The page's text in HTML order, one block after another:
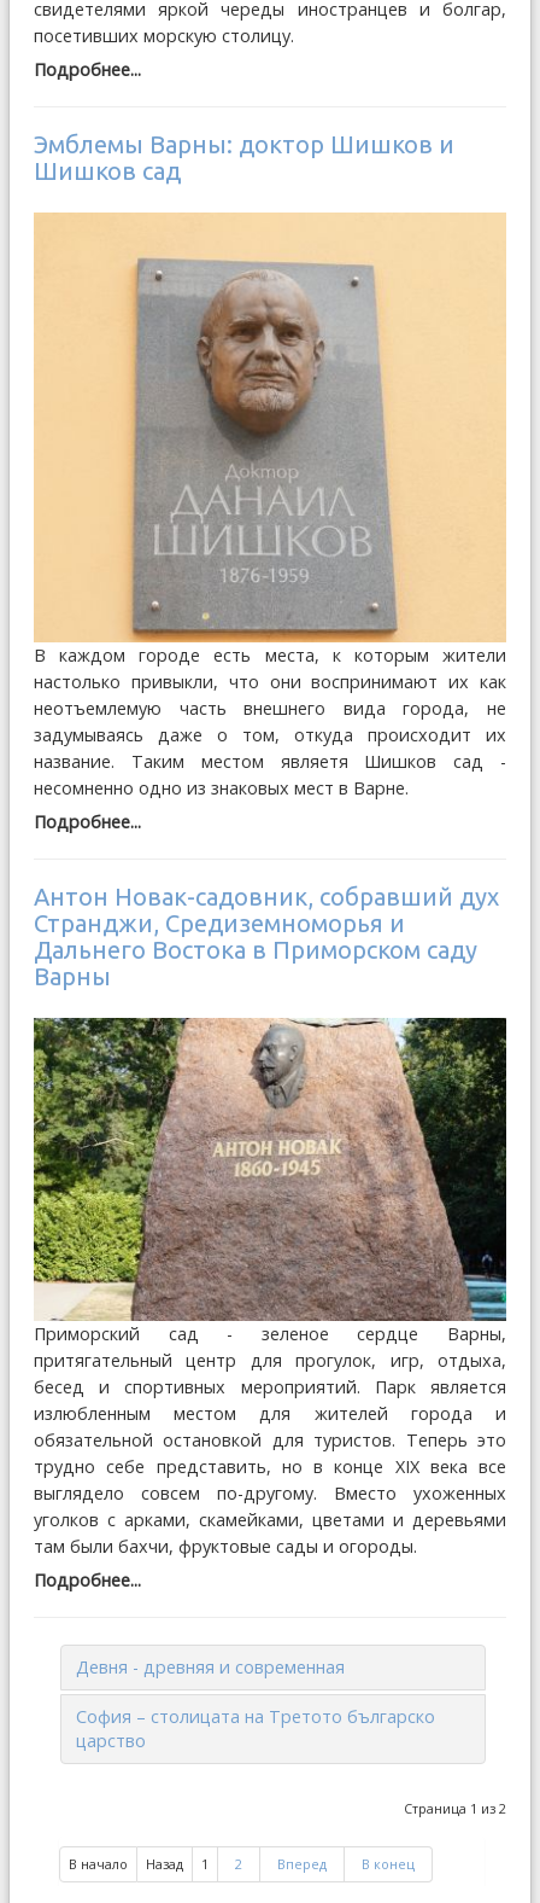
свидетелями яркой череды иностранцев и болгар,
посетивших морскую столицу.
Подробнее...
Эмблемы Варны: доктор Шишков и
Шишков сад
В каждом городе есть места, к которым жители
настолько привыкли, что они воспринимают их как
неотъемлемую часть внешнего вида города, не
задумываясь даже о том, откуда происходит их
название. Таким местом являетя Шишков сад -
несомненно одно из знаковых мест в Варне.
Подробнее...
Антон Новак-садовник, собравший дух
Странджи, Средиземноморья и
Дальнего Востока в Приморском саду
Варны
Приморский сад - зеленое сердце Варны,
притягательный центр для прогулок, игр, отдыха,
бесед и спортивных мероприятий. Парк является
излюбленным местом для жителей города и
обязательной остановкой для туристов. Теперь это
трудно себе представить, но в конце XIX века все
выглядело совсем по-другому. Вместо ухоженных
уголков с арками, скамейками, цветами и деревьями
там были бахчи, фруктовые сады и огороды.
Подробнее...
Девня - древняя и современная
София – столицата на Третото българско
царство
Страница 1 из 2
В начало Назад 1 2 Вперед В конец